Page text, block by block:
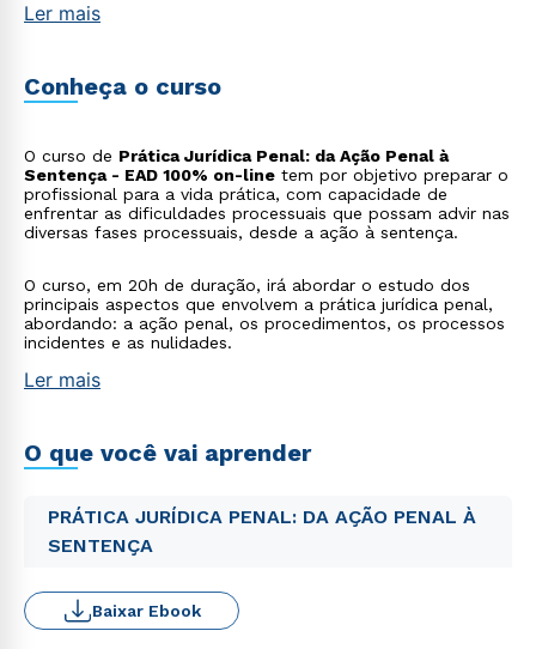
Ler mais
Conheça o curso
O curso de Prática Jurídica Penal: da Ação Penal à
Sentença - EAD 100% on-line tem por objetivo preparar o
profissional para a vida prática, com capacidade de
enfrentar as dificuldades processuais que possam advir nas
diversas fases processuais, desde a ação à sentença.
O curso, em 20h de duração, irá abordar o estudo dos
principais aspectos que envolvem a prática jurídica penal,
abordando: a ação penal, os procedimentos, os processos
incidentes e as nulidades.
Ler mais
O que você vai aprender
PRÁTICA JURÍDICA PENAL: DA AÇÃO PENAL À
SENTENÇA
Baixar Ebook